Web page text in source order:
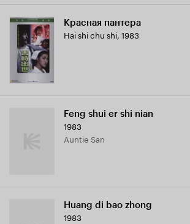
Красная пантера
Hai shi chu shi, 1983
Feng shui er shi nian
1983
Auntie San
Huang di bao zhong
1983